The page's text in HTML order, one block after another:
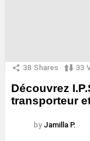
38 Shares 33
Découvrez
transporteur
by Jamilla P.